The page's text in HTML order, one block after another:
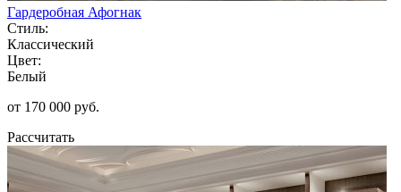
Гардеробная Афогнак
Стиль:
Классический
Цвет:
Белый
от 170 000 руб.
Рассчитать